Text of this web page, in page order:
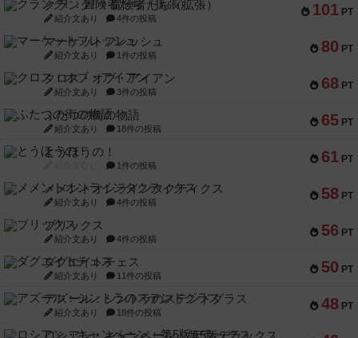
101 PT
クランク! ：冒険者たち（拡張）
紹介文あり 4件の投稿
80 PT
マーケットフレッシュ
紹介文あり 1件の投稿
68 PT
クロス・オブ・アイアン
紹介文あり 3件の投稿
65 PT
ふたつの街の物語
紹介文あり 18件の投稿
61 PT
とうほうの！
1件の投稿
58 PT
メメントオンラインタクティクス
紹介文あり 4件の投稿
56 PT
ブリックス
紹介文あり 4件の投稿
50 PT
ダグエイトチェス
紹介文あり 11件の投稿
48 PT
アズール：シントラのステンドグラス
紹介文あり 18件の投稿
ロシアン・キャンペーン：第5版デラックス